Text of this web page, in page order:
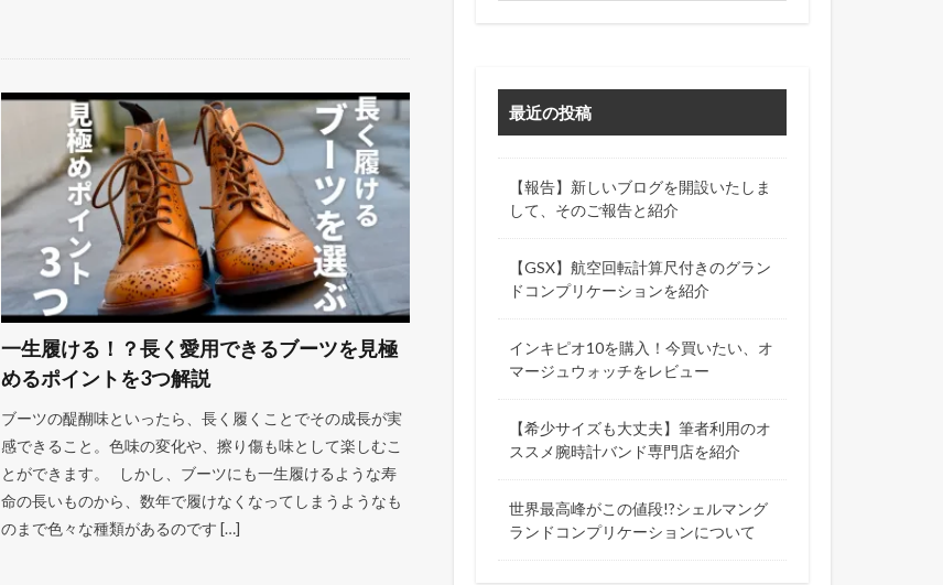
一生履ける！？長く愛用できるブーツを見極
めるポイントを3つ解説
ブーツの醍醐味といったら、長く履くことでその成長が実
感できること。色味の変化や、擦り傷も味として楽しむこ
とができます。 しかし、ブーツにも一生履けるような寿
命の長いものから、数年で履けなくなってしまうようなも
のまで色々な種類があるのです […]
最近の投稿
【報告】新しいブログを開設いたしま
して、そのご報告と紹介
【GSX】航空回転計算尺付きのグラン
ドコンプリケーションを紹介
インキピオ10を購入！今買いたい、オ
マージュウォッチをレビュー
【希少サイズも大丈夫】筆者利用のオ
ススメ腕時計バンド専門店を紹介
世界最高峰がこの値段!?シェルマング
ランドコンプリケーションについて